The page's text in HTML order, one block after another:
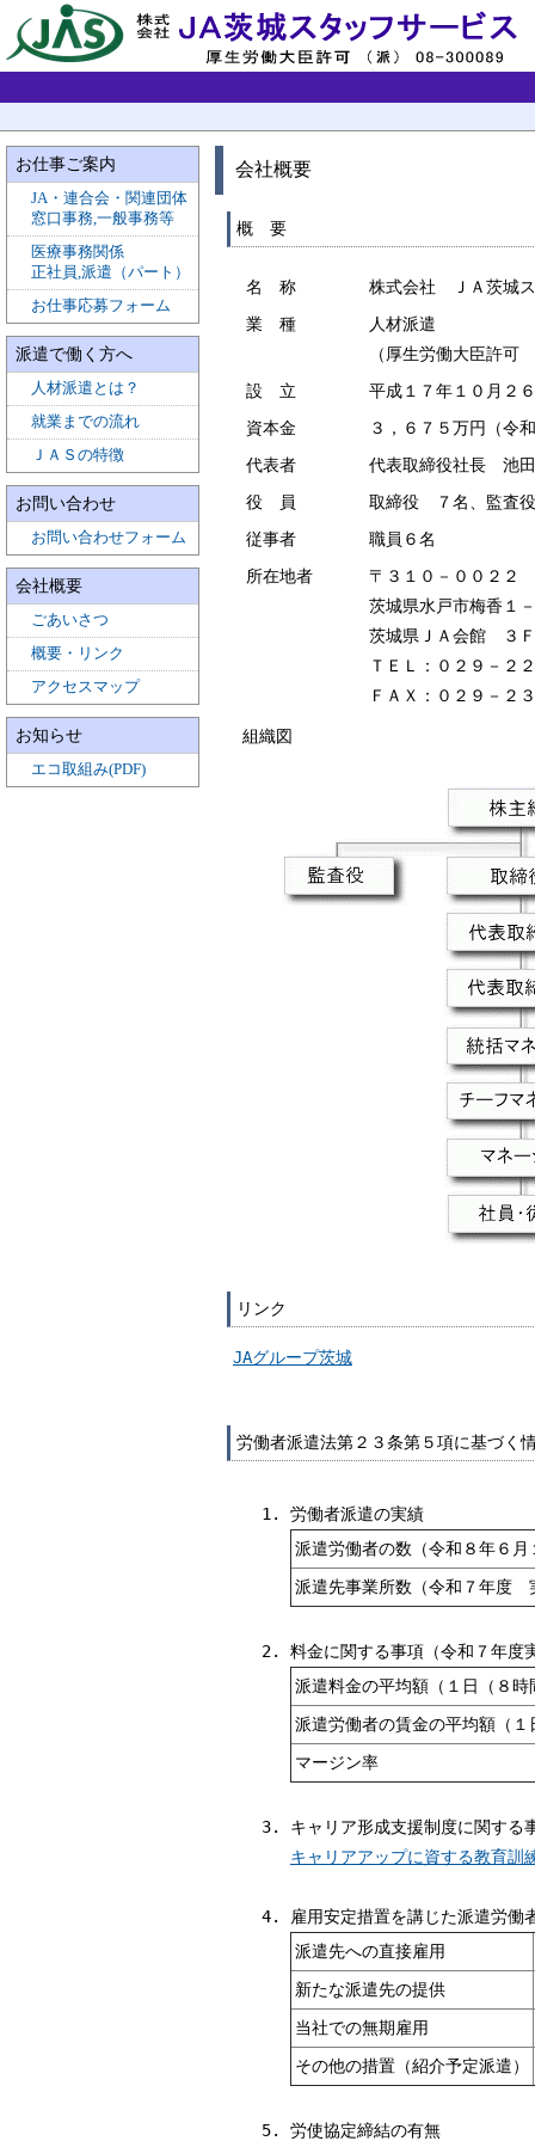
お仕事ご案内
JA・連合会・関連団体
窓口事務,一般事務等
医療事務関係
正社員,派遣（パート）
お仕事応募フォーム
派遣で働く方へ
人材派遣とは？
就業までの流れ
ＪＡＳの特徴
お問い合わせ
お問い合わせフォーム
会社概要
ごあいさつ
概要・リンク
アクセスマップ
お知らせ
エコ取組み(PDF)
会社概要
概 要
名 称
株式会社 ＪＡ茨城
業 種
人材派遣
（厚生労働大臣許
設 立
平成１７年１０月２
資本金
３，６７５万円（令
代表者
代表取締役社長 池
役 員
取締役 ７名、監査
従事者
職員６名
所在地者
〒３１０－００２２
茨城県水戸市梅香１
茨城県ＪＡ会館 ３Ｆ
ＴＥＬ：０２９－２
ＦＡＸ：０２９－２
組織図
リンク
JAグループ茨城
労働者派遣法第２３条第５項に基づく
労働者派遣の実績
派遣労働者の数（令和８年６月
派遣先事業所数（令和７年度
料金に関する事項（令和７年度
派遣料金の平均額（１日（８時
派遣労働者の賃金の平均額（
マージン率
キャリア形成支援制度に関する
キャリアアップに資する教育訓
雇用安定措置を講じた派遣労働
派遣先への直接雇用
新たな派遣先の提供
当社での無期雇用
その他の措置（紹介予定派遣）
労使協定締結の有無